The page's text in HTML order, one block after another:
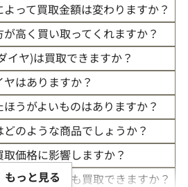
って買取金額は変わりますか？
高く買い取ってくれますか？
イヤ)は買取できますか？
はありますか？
うがよいものはありますか？
のような商品でしょうか？
価格に影響しますか？
ヤモンドでも買取できますか？
もっと見る